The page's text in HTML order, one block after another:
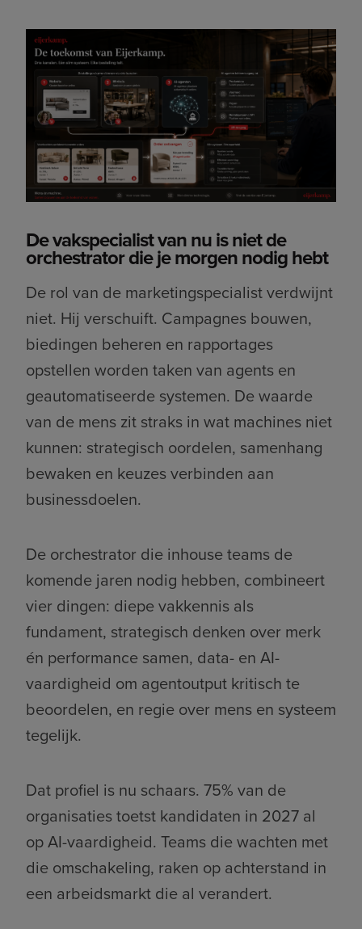
De vakspecialist van nu is niet de
orchestrator die je morgen nodig hebt
De rol van de marketingspecialist verdwijnt
niet. Hij verschuift. Campagnes bouwen,
biedingen beheren en rapportages
opstellen worden taken van agents en
geautomatiseerde systemen. De waarde
van de mens zit straks in wat machines niet
kunnen: strategisch oordelen, samenhang
bewaken en keuzes verbinden aan
businessdoelen.
De orchestrator die inhouse teams de
komende jaren nodig hebben, combineert
vier dingen: diepe vakkennis als
fundament, strategisch denken over merk
én performance samen, data- en AI-
vaardigheid om agentoutput kritisch te
beoordelen, en regie over mens en systeem
tegelijk.
Dat profiel is nu schaars. 75% van de
organisaties toetst kandidaten in 2027 al
op AI-vaardigheid. Teams die wachten met
die omschakeling, raken op achterstand in
een arbeidsmarkt die al verandert.